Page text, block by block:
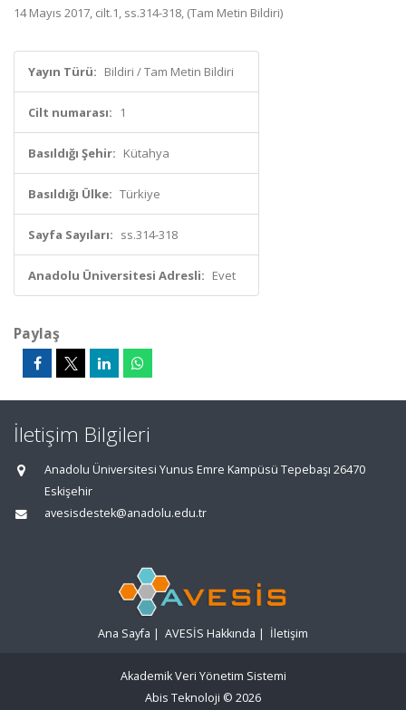
14 Mayıs 2017, cilt.1, ss.314-318, (Tam Metin Bildiri)
Yayın Türü: Bildiri / Tam Metin Bildiri
Cilt numarası: 1
Basıldığı Şehir: Kütahya
Basıldığı Ülke: Türkiye
Sayfa Sayıları: ss.314-318
Anadolu Üniversitesi Adresli: Evet
Paylaş
İletişim Bilgileri
Anadolu Üniversitesi Yunus Emre Kampüsü Tepebaşı 26470
Eskişehir
avesisdestek@anadolu.edu.tr
Ana Sayfa | AVESİS Hakkında | İletişim
Akademik Veri Yönetim Sistemi
Abis Teknoloji © 2026